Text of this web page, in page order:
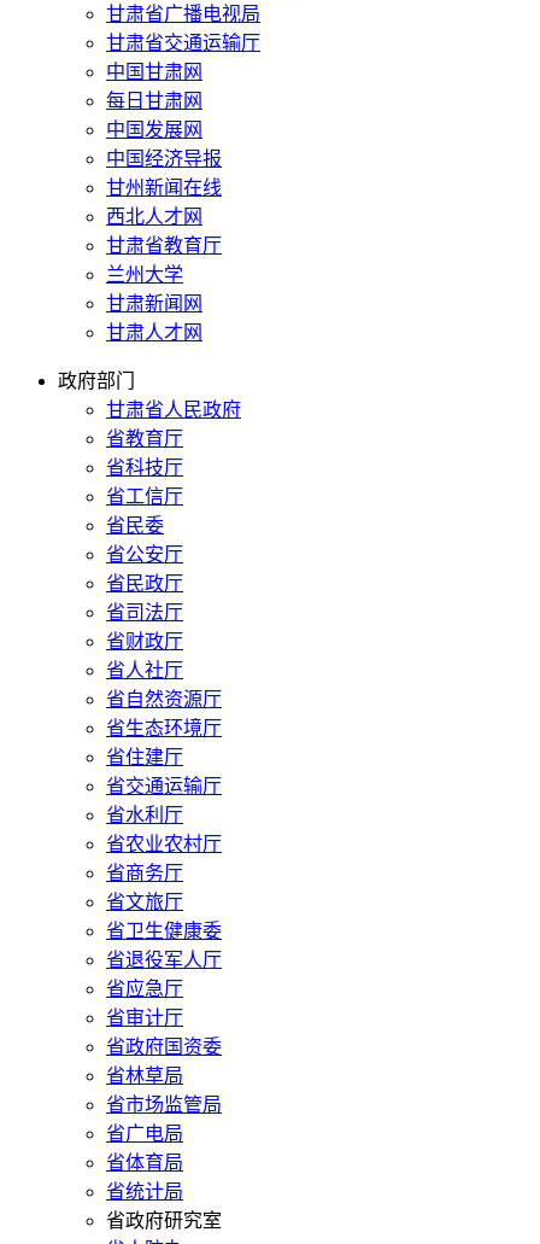
甘肃省广播电视局
甘肃省交通运输厅
中国甘肃网
每日甘肃网
中国发展网
中国经济导报
甘州新闻在线
西北人才网
甘肃省教育厅
兰州大学
甘肃新闻网
甘肃人才网
政府部门
甘肃省人民政府
省教育厅
省科技厅
省工信厅
省民委
省公安厅
省民政厅
省司法厅
省财政厅
省人社厅
省自然资源厅
省生态环境厅
省住建厅
省交通运输厅
省水利厅
省农业农村厅
省商务厅
省文旅厅
省卫生健康委
省退役军人厅
省应急厅
省审计厅
省政府国资委
省林草局
省市场监管局
省广电局
省体育局
省统计局
省政府研究室